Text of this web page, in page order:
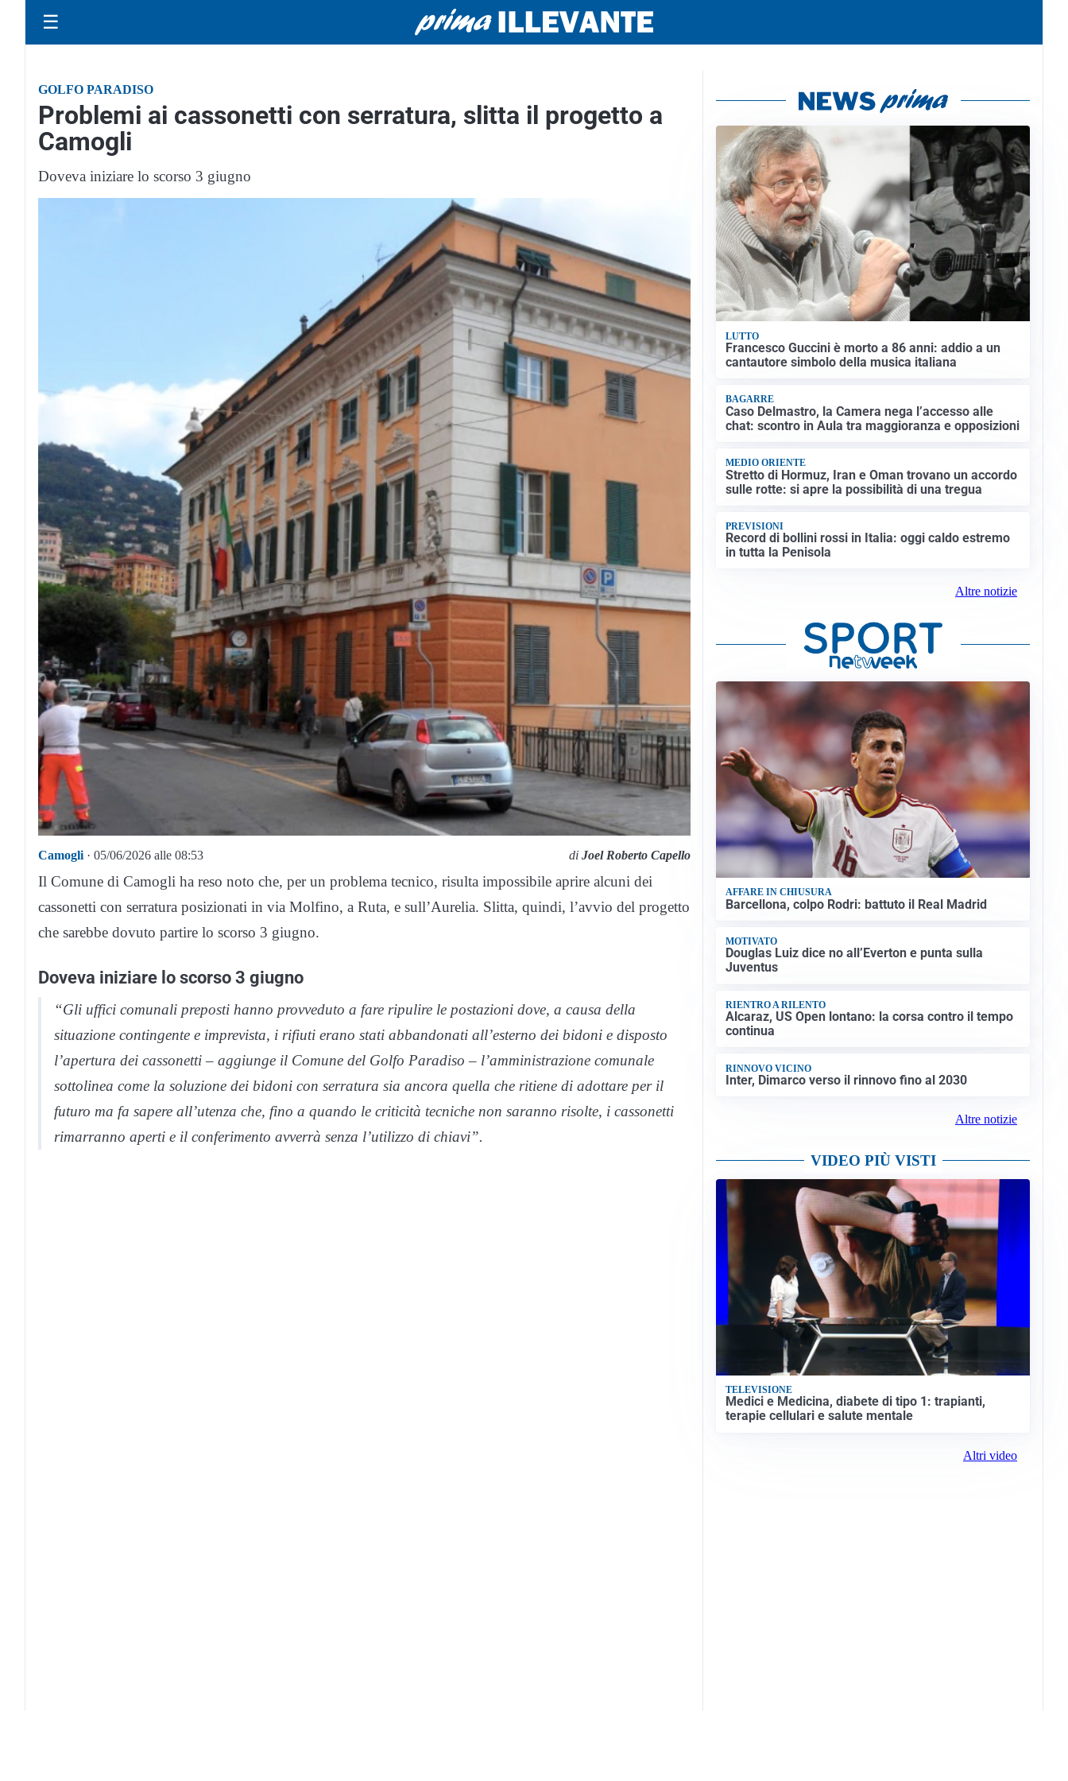
☰
GOLFO PARADISO
Problemi ai cassonetti con serratura, slitta il progetto a
Camogli
Doveva iniziare lo scorso 3 giugno
Camogli · 05/06/2026 alle 08:53 diJoel Roberto Capello
Il Comune di Camogli ha reso noto che, per un problema tecnico, risulta impossibile aprire alcuni dei
cassonetti con serratura posizionati in via Molfino, a Ruta, e sull’Aurelia. Slitta, quindi, l’avvio del progetto
che sarebbe dovuto partire lo scorso 3 giugno.
Doveva iniziare lo scorso 3 giugno
“Gli uffici comunali preposti hanno provveduto a fare ripulire le postazioni dove, a causa della
situazione contingente e imprevista, i rifiuti erano stati abbandonati all’esterno dei bidoni e disposto
l’apertura dei cassonetti – aggiunge il Comune del Golfo Paradiso – l’amministrazione comunale
sottolinea come la soluzione dei bidoni con serratura sia ancora quella che ritiene di adottare per il
futuro ma fa sapere all’utenza che, fino a quando le criticità tecniche non saranno risolte, i cassonetti
rimarranno aperti e il conferimento avverrà senza l’utilizzo di chiavi”.
LUTTO
Francesco Guccini è morto a 86 anni: addio a un
cantautore simbolo della musica italiana
BAGARRE
Caso Delmastro, la Camera nega l’accesso alle
chat: scontro in Aula tra maggioranza e opposizioni
MEDIO ORIENTE
Stretto di Hormuz, Iran e Oman trovano un accordo
sulle rotte: si apre la possibilità di una tregua
PREVISIONI
Record di bollini rossi in Italia: oggi caldo estremo
in tutta la Penisola
Altre notizie
AFFARE IN CHIUSURA
Barcellona, colpo Rodri: battuto il Real Madrid
MOTIVATO
Douglas Luiz dice no all’Everton e punta sulla
Juventus
RIENTRO A RILENTO
Alcaraz, US Open lontano: la corsa contro il tempo
continua
RINNOVO VICINO
Inter, Dimarco verso il rinnovo fino al 2030
Altre notizie
VIDEO PIÙ VISTI
TELEVISIONE
Medici e Medicina, diabete di tipo 1: trapianti,
terapie cellulari e salute mentale
Altri video